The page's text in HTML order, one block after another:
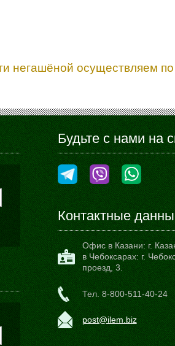
негашёной осуществляем
Будьте с нами на
Контактные
Офис в Казани: г.
в Чебоксарах: г.
проезд, 3.
Тел.8-800-511-40-24
post@ilem.biz